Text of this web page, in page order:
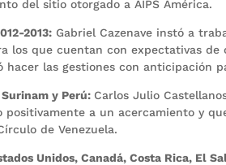
del sitio otorgado a AIPS América.
2013: Gabriel Cazenave instó a
los que cuentan con expectativas
hacer las gestiones con anticipación
y Perú: Carlos Julio
a un acercamiento y
de Venezuela.
Unidos, Canadá, Costa Rica, El